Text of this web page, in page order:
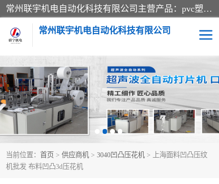
常州联宇机电自动化科技有限公司主营产品：pvc塑料焊机、高频热合机、软膜天花压边机、服装布料凹凸压花机、布料3d压印设备、服装植胶设备、超声波布料花边机、无纺布热合机、全自动压花机。
常州联宇机电自动化科技有限公司
当前位置： 首页 > 供应商机 > 3040凹凸压花机 > 上海面料凹凸压纹
机批发 布料凹凸3d压花机
压花定型机以及压花模具 超声波热合机
高频热合机 超声波花边机
超声波复合压花机 凹凸压花机压标机
3040凹凸压花机 双头服装凹凸压花机